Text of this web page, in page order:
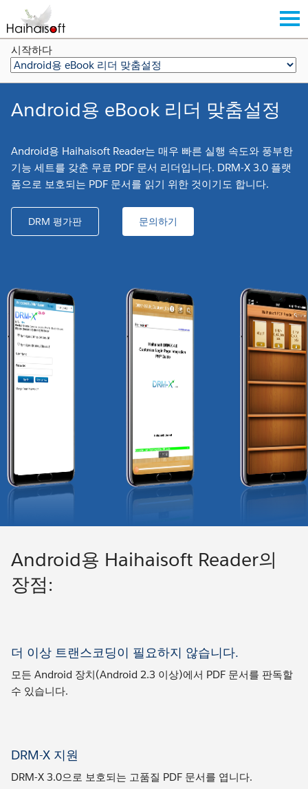
시작하다
Android용 eBook 리더 맞춤설정
Android용 Haihaisoft Reader는 매우 빠른 실행 속도와 풍부한
기능 세트를 갖춘 무료 PDF 문서 리더입니다. DRM-X 3.0 플랫
폼으로 보호되는 PDF 문서를 읽기 위한 것이기도 합니다.
DRM 평가판 문의하기
Android용 Haihaisoft Reader의
장점:
더 이상 트랜스코딩이 필요하지 않습니다.
모든 Android 장치(Android 2.3 이상)에서 PDF 문서를 판독할
수 있습니다.
DRM-X 지원
DRM-X 3.0으로 보호되는 고품질 PDF 문서를 엽니다.